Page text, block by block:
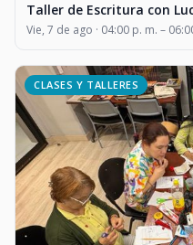
Taller de Escritura con
Vie, 7 de ago · 04:00 p. m. –
CLASES Y TALLERES